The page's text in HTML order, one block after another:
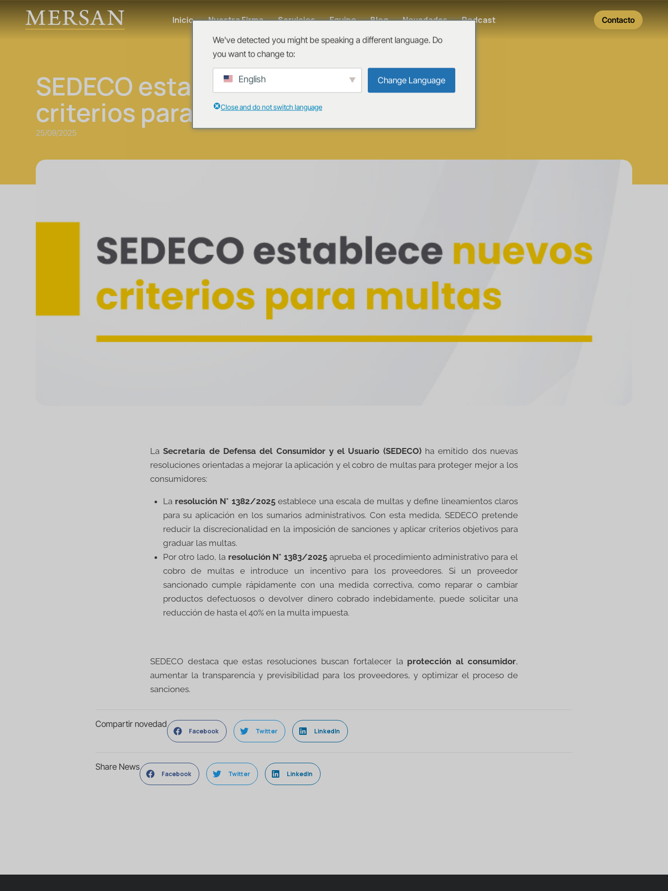
Inicio Nuestra Firma Servicios Equipo Blog Novedades Podcast Contacto
SEDECO establece nuevos
criterios para multas
25/09/2025
LaSecretaría de Defensa del Consumidor y el Usuario (SEDECO)ha emitido dos nuevas
resoluciones orientadas a mejorar la aplicación y el cobro de multas para proteger mejor a los
consumidores:
La resolución N° 1382/2025establece una escala de multas y define lineamientos claros
para su aplicación en los sumarios administrativos. Con esta medida, SEDECO pretende
reducir la discrecionalidad en la imposición de sanciones y aplicar criterios objetivos para
graduar las multas.
Por otro lado, la resolución N° 1383/2025 aprueba el procedimiento administrativo para el
cobro de multas e introduce un incentivo para los proveedores. Si un proveedor
sancionado cumple rápidamente con una medida correctiva, como reparar o cambiar
productos defectuosos o devolver dinero cobrado indebidamente, puede solicitar una
reducción de hasta el 40% en la multa impuesta.
SEDECO destaca que estas resoluciones buscan fortalecer la protección al consumidor,
aumentar la transparencia y previsibilidad para los proveedores, y optimizar el proceso de
sanciones.
Compartir novedad
Facebook Twitter LinkedIn
Share News
Facebook Twitter LinkedIn
We've detected you might be speaking a different language. Do
you want to change to:
English Change Language
Close and do not switch language